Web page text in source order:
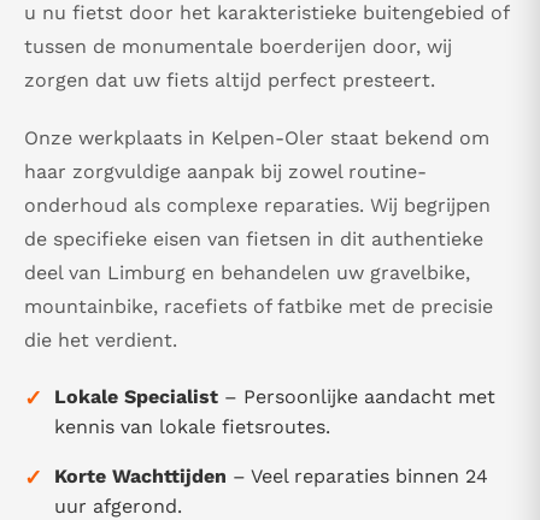
u nu fietst door het karakteristieke buitengebied of
tussen de monumentale boerderijen door, wij
zorgen dat uw fiets altijd perfect presteert.
Onze werkplaats in Kelpen-Oler staat bekend om
haar zorgvuldige aanpak bij zowel routine-
onderhoud als complexe reparaties. Wij begrijpen
de specifieke eisen van fietsen in dit authentieke
deel van Limburg en behandelen uw gravelbike,
mountainbike, racefiets of fatbike met de precisie
die het verdient.
✓ Lokale Specialist – Persoonlijke aandacht met
kennis van lokale fietsroutes.
✓ Korte Wachttijden – Veel reparaties binnen 24
uur afgerond.